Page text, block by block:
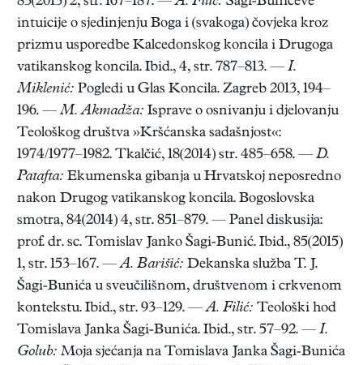
intuicije o sjedinjenju Boga i (svakoga) čovjeka kroz
prizmu usporedbe Kalcedonskog koncila i Drugoga
vatikanskog koncila. Ibid., 4, str. 787–813. — I.
Miklenić: Pogledi u Glas Koncila. Zagreb 2013, 194–
196. —M. Akmadža: Isprave o osnivanju i djelovanju
Teološkog društva »Kršćanska sadašnjost«:
1974/1977–1982. Tkalčić, 18(2014) str. 485–658. — D.
Patafta: Ekumenska gibanja u Hrvatskoj neposredno
nakon Drugog vatikanskog koncila. Bogoslovska
smotra, 84(2014) 4, str. 851–879. — Panel diskusija:
prof. dr. sc. Tomislav Janko Šagi-Bunić. Ibid., 85(2015)
1, str. 153–167. —A. Barišić: Dekanska služba T. J.
Šagi-Bunića u sveučilišnom, društvenom i crkvenom
kontekstu. Ibid., str. 93–129. —A. Filić: Teološki hod
Tomislava Janka Šagi-Bunića. Ibid., str. 57–92. — I.
Golub: Moja sjećanja na Tomislava Janka Šagi-Bunića